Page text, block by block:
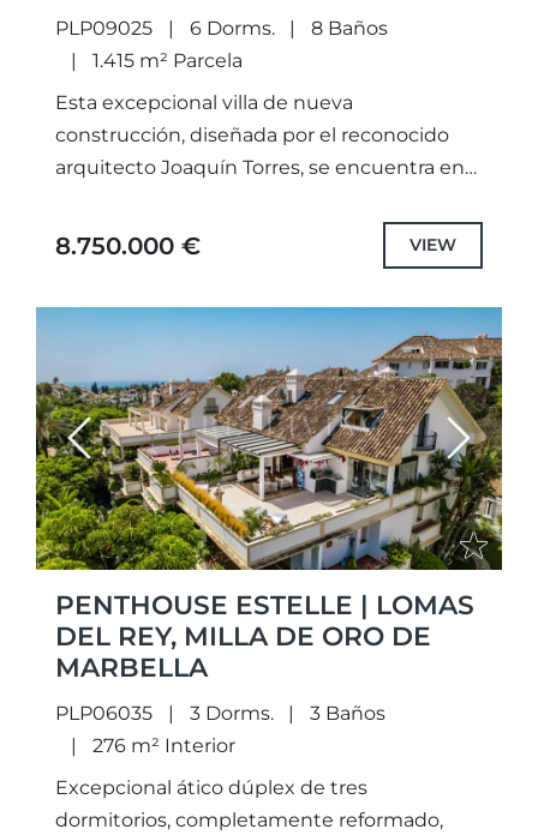
PLP09025 6 Dorms.
8 Baños
1.415 m² Parcela
Esta excepcional villa de nueva
construcción, diseñada por el reconocido
arquitecto Joaquín Torres, se encuentra en
Monteros, a pocos pasos de la playa.
8.750.000 € VIEW
Previous Next
PENTHOUSE ESTELLE | LOMAS
DEL REY, MILLA DE ORO DE
MARBELLA
PLP06035 3 Dorms.
3 Baños
276 m² Interior
Excepcional ático dúplex de tres
dormitorios, completamente reformado,